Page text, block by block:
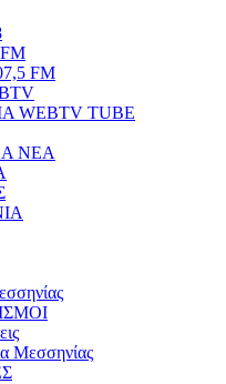
FM
WEBTV TUBE
ΝΕΑ
Μεσσηνίας